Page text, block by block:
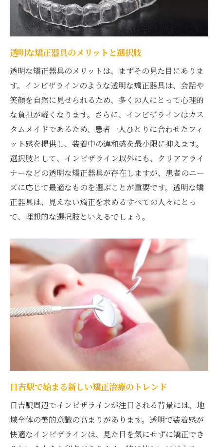
新しい生活を始めるためのインビザライン
自信を持てる笑顔の作り方
インビザラインがもたらすポジティブな効
果
笑顔の自信がもたらす日々の充実感
インビザラインでスタートする新たな日常
日吉駅のインビザラインで叶える理想の歯並び
と笑顔
理想の歯並びを目指すための日吉駅での選
択
インビザラインが実現する美しい笑顔
日吉駅での矯正治療の具体的な成果
理想の歯並びを手に入れるステップ
日吉駅でのインビザラインの利点
透明なインビザラインの魅力と日吉駅での導入
事例
透明矯正が選ばれる理由とその魅力
日吉駅での導入事例を紹介
インビザラインの美的効果と快適性
透明マウスピースの特長とメリット
日吉駅での導入実績とその効果
インビザラインの最新技術と進化
インビザラインを通じて日吉駅周辺で笑顔を取
り戻す方法
笑顔を取り戻すためのインビザライン活用
法
透明な矯正器具のメリットと選択肢
透明な矯正器具のメリットは、まずその見た目にありま
す。インビザラインのような透明な矯正器具は、会話や
笑顔を自然に見せられるため、多くの人にとって心理的
な負担が軽くなります。さらに、インビザラインはカス
タムメイドであるため、患者一人ひとりに合わせたフィ
ット感を提供し、装着中の違和感を最小限に抑えます。
選択肢として、インビザライン以外にも、クリアアライ
ナーなどの透明な矯正器具が存在しますが、患者のニー
ズに応じて最適なものを選ぶことが重要です。透明な矯
正器具は、見えない矯正を求めるすべての人々にとっ
て、理想的な選択肢といえるでしょう。
日吉駅で始まる新しい矯正治療のトレンド
日吉駅周辺でインビザラインが注目される背景には、地
域全体の美的意識の高まりがあります。透明で装着感が
快適なインビザラインは、見た目を気にせずに矯正でき